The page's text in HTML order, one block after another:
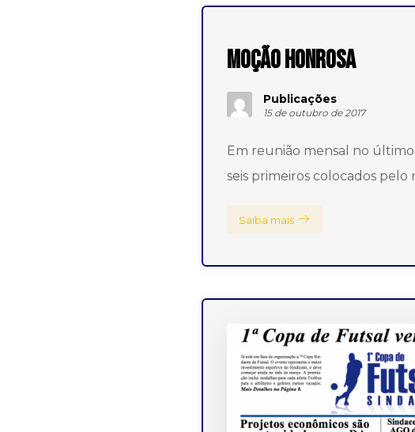
MOÇÃO HONROSA
Publicações
15 de outubro de 2017
Em reunião mensal no último
seis primeiros colocados pelo
Saiba mais